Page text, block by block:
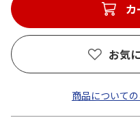
カ
お気
商品について